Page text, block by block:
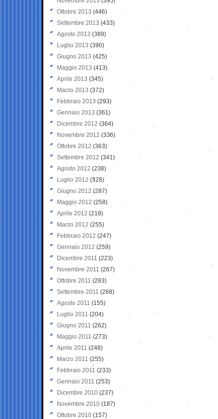
Ottobre 2013 (446)
Settembre 2013 (433)
Agosto 2013 (389)
Luglio 2013 (390)
Giugno 2013 (425)
Maggio 2013 (413)
Aprile 2013 (345)
Marzo 2013 (372)
Febbraio 2013 (293)
Gennaio 2013 (361)
Dicembre 2012 (364)
Novembre 2012 (336)
Ottobre 2012 (363)
Settembre 2012 (341)
Agosto 2012 (238)
Luglio 2012 (328)
Giugno 2012 (287)
Maggio 2012 (258)
Aprile 2012 (218)
Marzo 2012 (255)
Febbraio 2012 (247)
Gennaio 2012 (259)
Dicembre 2011 (223)
Novembre 2011 (267)
Ottobre 2011 (283)
Settembre 2011 (268)
Agosto 2011 (155)
Luglio 2011 (204)
Giugno 2011 (262)
Maggio 2011 (273)
Aprile 2011 (248)
Marzo 2011 (255)
Febbraio 2011 (233)
Gennaio 2011 (253)
Dicembre 2010 (237)
Novembre 2010 (187)
Ottobre 2010 (157)